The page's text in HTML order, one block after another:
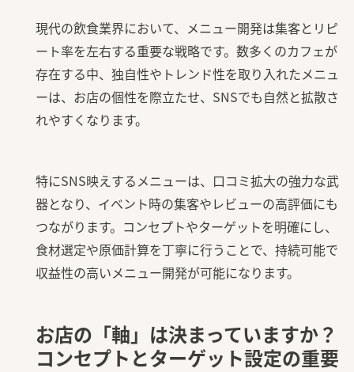
現代の飲食業界において、メニュー開発は集客とリピ
ート率を左右する重要な戦略です。数多くのカフェが
存在する中、独自性やトレンド性を取り入れたメニュ
ーは、お店の個性を際立たせ、SNSでも自然と拡散さ
れやすくなります。
特にSNS映えするメニューは、口コミ拡大の強力な武
器となり、イベント時の集客やレビューの高評価にも
つながります。コンセプトやターゲットを明確にし、
食材選定や原価計算を丁寧に行うことで、持続可能で
収益性の高いメニュー開発が可能になります。
お店の「軸」は決まっていますか？
コンセプトとターゲット設定の重要